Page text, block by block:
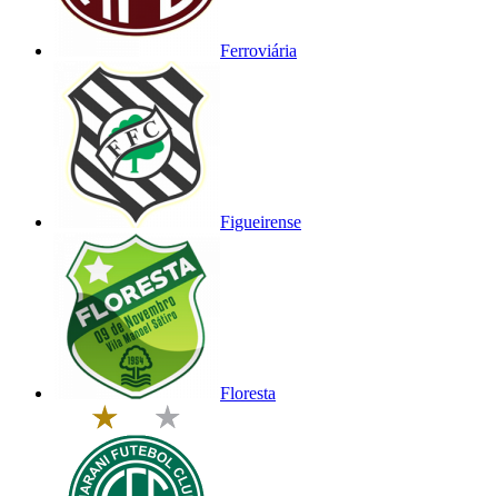
Ferroviária
Figueirense
Floresta